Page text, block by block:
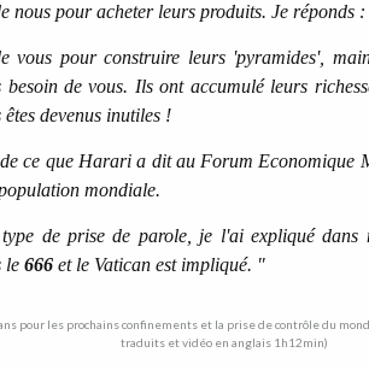
nous pour acheter leurs produits. Je réponds
vous pour construire leurs 'pyramides',
besoin de vous. Ils ont accumulé leurs
devenus inutiles !
de ce que Harari a dit au Forum Economique
mondiale.
de prise de parole, je l'ai expliqué dans
le 666 et le Vatican est impliqué. "